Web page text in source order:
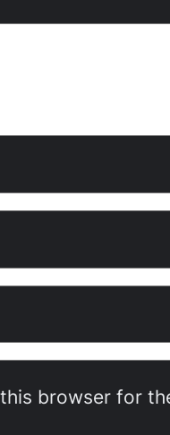
browser for